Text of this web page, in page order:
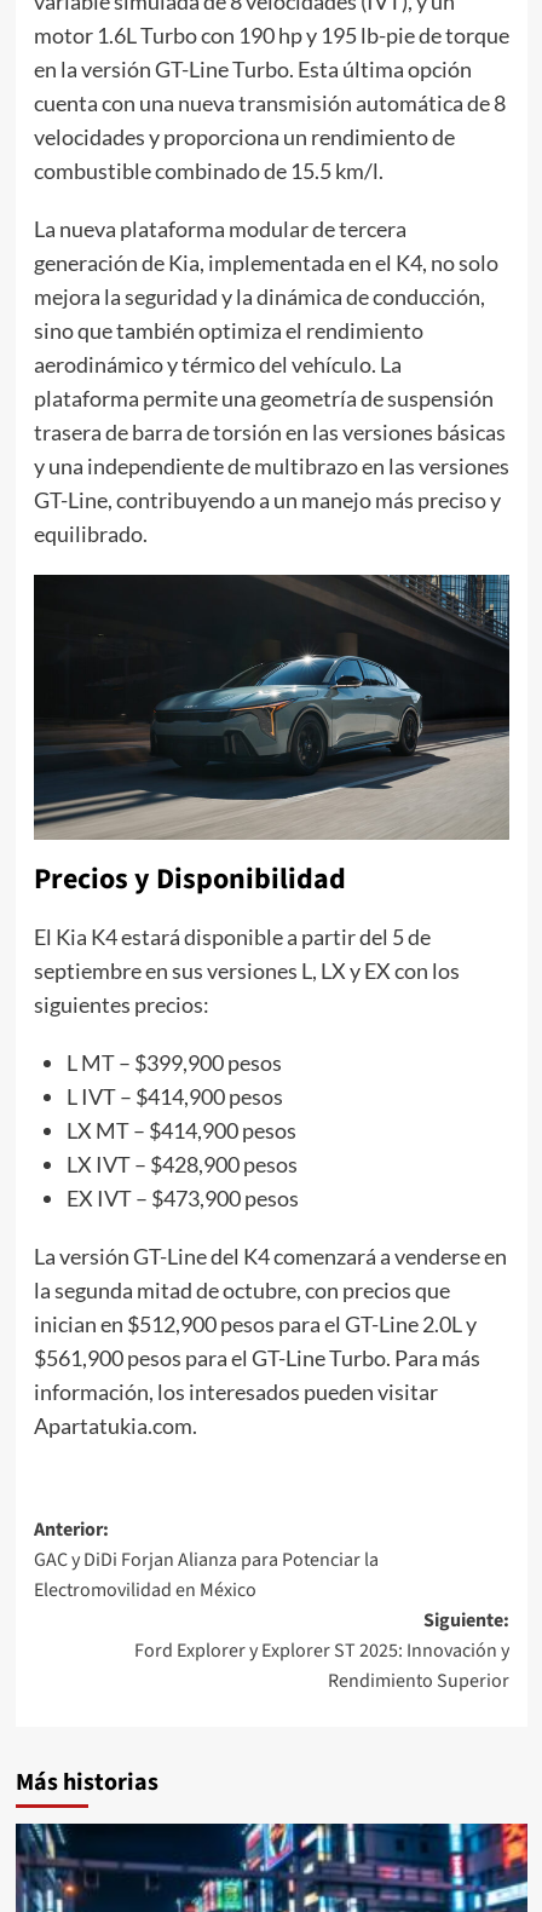
motor 1.6L Turbo con 190 hp y 195 lb-pie de torque
en la versión GT-Line Turbo. Esta última opción
cuenta con una nueva transmisión automática de 8
velocidades y proporciona un rendimiento de
combustible combinado de 15.5 km/l.
La nueva plataforma modular de tercera
generación de Kia, implementada en el K4, no solo
mejora la seguridad y la dinámica de conducción,
sino que también optimiza el rendimiento
aerodinámico y térmico del vehículo. La
plataforma permite una geometría de suspensión
trasera de barra de torsión en las versiones básicas
y una independiente de multibrazo en las versiones
GT-Line, contribuyendo a un manejo más preciso y
equilibrado.
Precios y Disponibilidad
El Kia K4 estará disponible a partir del 5 de
septiembre en sus versiones L, LX y EX con los
siguientes precios:
L MT – $399,900 pesos
L IVT – $414,900 pesos
LX MT – $414,900 pesos
LX IVT – $428,900 pesos
EX IVT – $473,900 pesos
La versión GT-Line del K4 comenzará a venderse en
la segunda mitad de octubre, con precios que
inician en $512,900 pesos para el GT-Line 2.0L y
$561,900 pesos para el GT-Line Turbo. Para más
información, los interesados pueden visitar
Apartatukia.com.
Navegación
de
entradas
Anterior:
GAC y DiDi Forjan Alianza para Potenciar la
Electromovilidad en México
Siguiente:
Ford Explorer y Explorer ST 2025: Innovación y
Rendimiento Superior
Más historias